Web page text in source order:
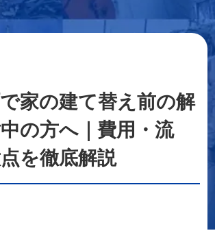
家の建て替え前の解
の方へ｜費用・流
を徹底解説